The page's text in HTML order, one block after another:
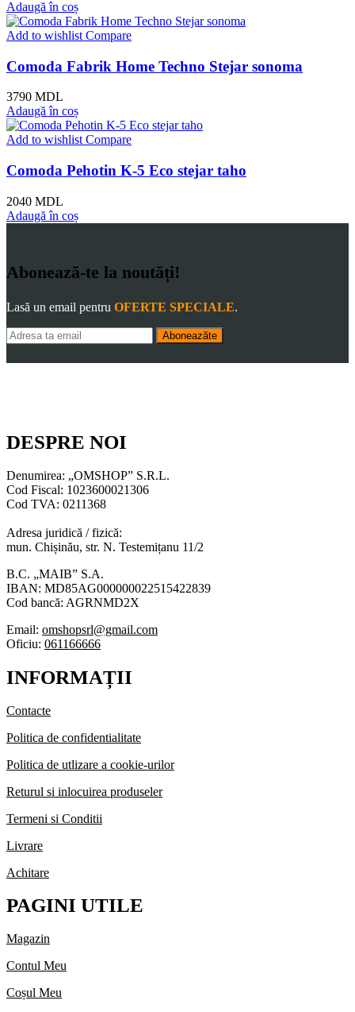
Adaugă în coș
Add to wishlist Compare
Comoda Fabrik Home Techno Stejar sonoma
3790 MDL
Adaugă în coș
Add to wishlist Compare
Comoda Pehotin K-5 Eco stejar taho
2040 MDL
Adaugă în coș
Abonează-te la noutăți!
Lasă un email pentru OFERTE SPECIALE.
Aboneazăte
DESPRE NOI
Denumirea: „OMSHOP” S.R.L.
Cod Fiscal: 1023600021306
Cod TVA: 0211368
Adresa juridică / fizică:
mun. Chișinău, str. N. Testemițanu 11/2
B.C. „MAIB” S.A.
IBAN: MD85AG000000022515422839
Cod bancă: AGRNMD2X
Email: omshopsrl@gmail.com
Oficiu: 061166666
INFORMAȚII
Contacte
Politica de confidentialitate
Politica de utlizare a cookie-urilor
Returul si inlocuirea produseler
Termeni si Conditii
Livrare
Achitare
PAGINI UTILE
Magazin
Contul Meu
Coșul Meu